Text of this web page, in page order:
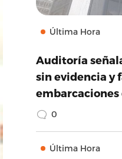
Última Hora
Auditoría
sin evidencia y
embarcaciones
0
Última Hora